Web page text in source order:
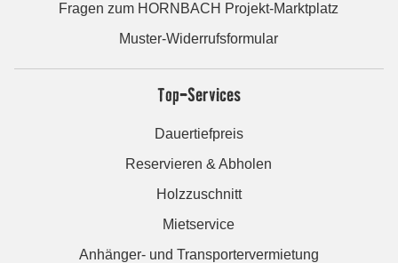
Fragen zum HORNBACH Projekt-Marktplatz
Muster-Widerrufsformular
Top-Services
Dauertiefpreis
Reservieren & Abholen
Holzzuschnitt
Mietservice
Anhänger- und Transportervermietung